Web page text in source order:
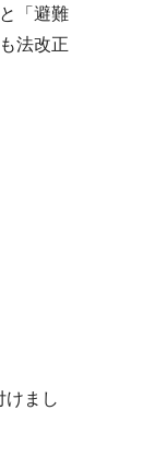
「避難
法改正
けまし